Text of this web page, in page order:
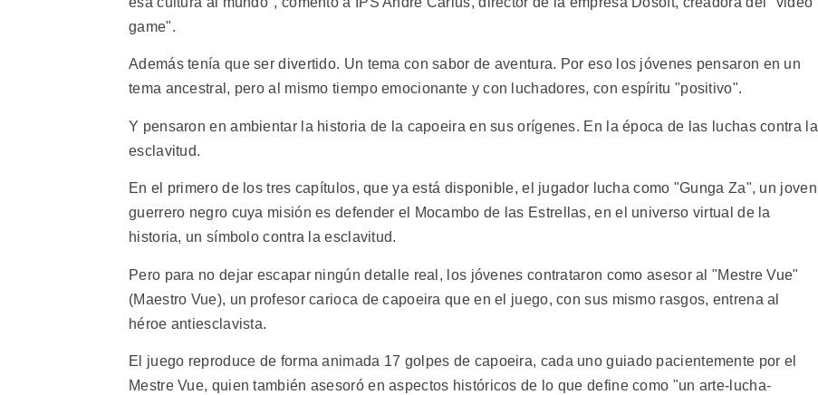
game".
Además tenía que ser divertido. Un tema con sabor de aventura. Por eso los jóvenes pensaron en un
tema ancestral, pero al mismo tiempo emocionante y con luchadores, con espíritu "positivo".
Y pensaron en ambientar la historia de la capoeira en sus orígenes. En la época de las luchas contra la
esclavitud.
En el primero de los tres capítulos, que ya está disponible, el jugador lucha como "Gunga Za", un joven
guerrero negro cuya misión es defender el Mocambo de las Estrellas, en el universo virtual de la
historia, un símbolo contra la esclavitud.
Pero para no dejar escapar ningún detalle real, los jóvenes contrataron como asesor al "Mestre Vue"
(Maestro Vue), un profesor carioca de capoeira que en el juego, con sus mismo rasgos, entrena al
héroe antiesclavista.
El juego reproduce de forma animada 17 golpes de capoeira, cada uno guiado pacientemente por el
Mestre Vue, quien también asesoró en aspectos históricos de lo que define como "un arte-lucha-